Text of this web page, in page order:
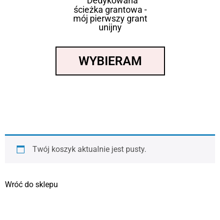
ścieżka grantowa -
mój pierwszy grant
unijny
WYBIERAM
Twój koszyk aktualnie jest pusty.
Wróć do sklepu